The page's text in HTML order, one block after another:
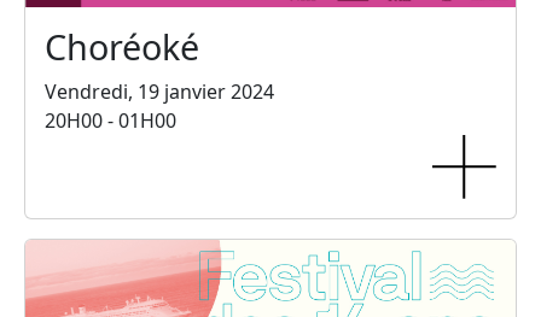
Choréoké
Vendredi, 19 janvier 2024
20H00 - 01H00